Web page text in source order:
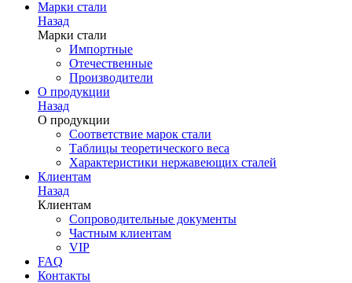
Марки стали
Назад
Марки стали
Импортные
Отечественные
Производители
О продукции
Назад
О продукции
Соответствие марок стали
Таблицы теоретического веса
Характеристики нержавеющих сталей
Клиентам
Назад
Клиентам
Сопроводительные документы
Частным клиентам
VIP
FAQ
Контакты